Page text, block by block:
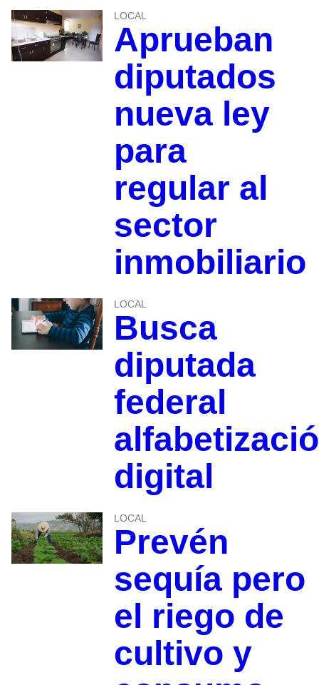
LOCAL
Aprueban
diputados
nueva ley
para
regular al
sector
inmobiliario
LOCAL
Busca
diputada
federal
digital
LOCAL
Prevén
sequía pero
el riego de
cultivo y